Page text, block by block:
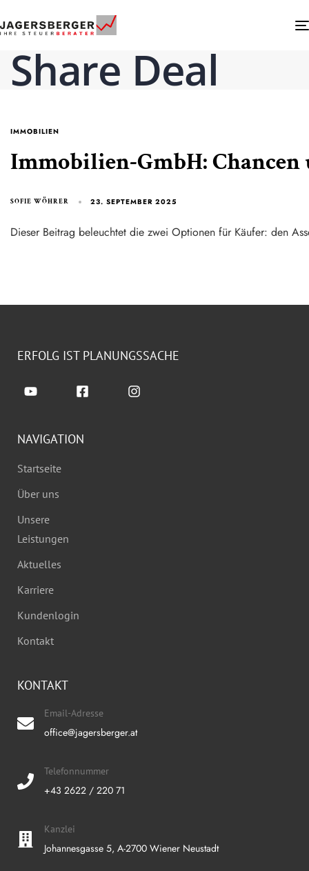
Share Deal
IMMOBILIEN
Immobilien-GmbH:
SOFIE WÖHRER 23. SEPTEMBER 2025
Dieser Beitrag beleuchtet die zwei Optionen für Käufer: den
ERFOLG IST PLANUNGSSACHE
NAVIGATION
Startseite
Über uns
Unsere
Leistungen
Aktuelles
Karriere
Kundenlogin
Kontakt
KONTAKT
Email-Adresse
office@jagersberger.at
Telefonnummer
+43 2622 / 220 71
Kanzlei
Johannesgasse 5, A-2700 Wiener Neustadt